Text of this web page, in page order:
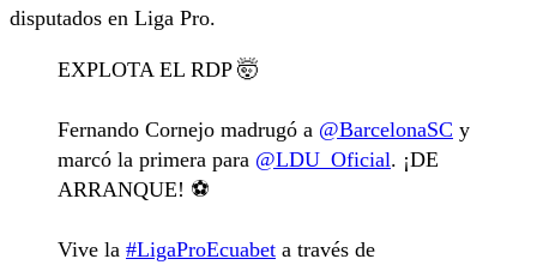
disputados en Liga Pro.
EXPLOTA EL RDP 🤯
Fernando Cornejo madrugó a @BarcelonaSC y
marcó la primera para @LDU_Oficial. ¡DE
ARRANQUE! ⚽️
Vive la #LigaProEcuabet a través de